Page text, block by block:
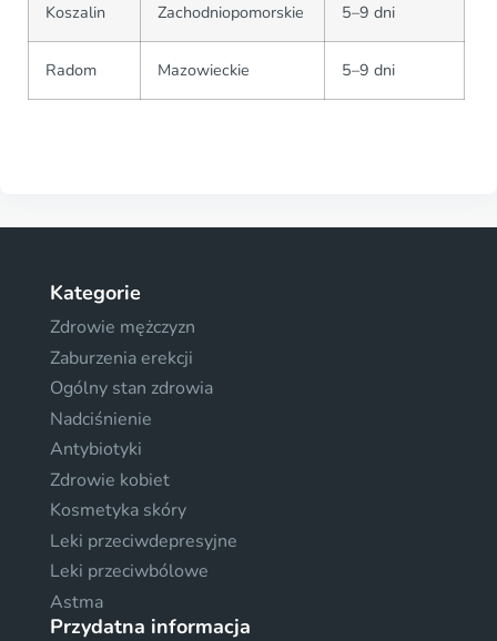
Koszalin Zachodniopomorskie 5–9 dni
Radom Mazowieckie 5–9 dni
Kategorie
Zdrowie mężczyzn
Zaburzenia erekcji
Ogólny stan zdrowia
Nadciśnienie
Antybiotyki
Zdrowie kobiet
Kosmetyka skóry
Leki przeciwdepresyjne
Leki przeciwbólowe
Astma
Przydatna informacja